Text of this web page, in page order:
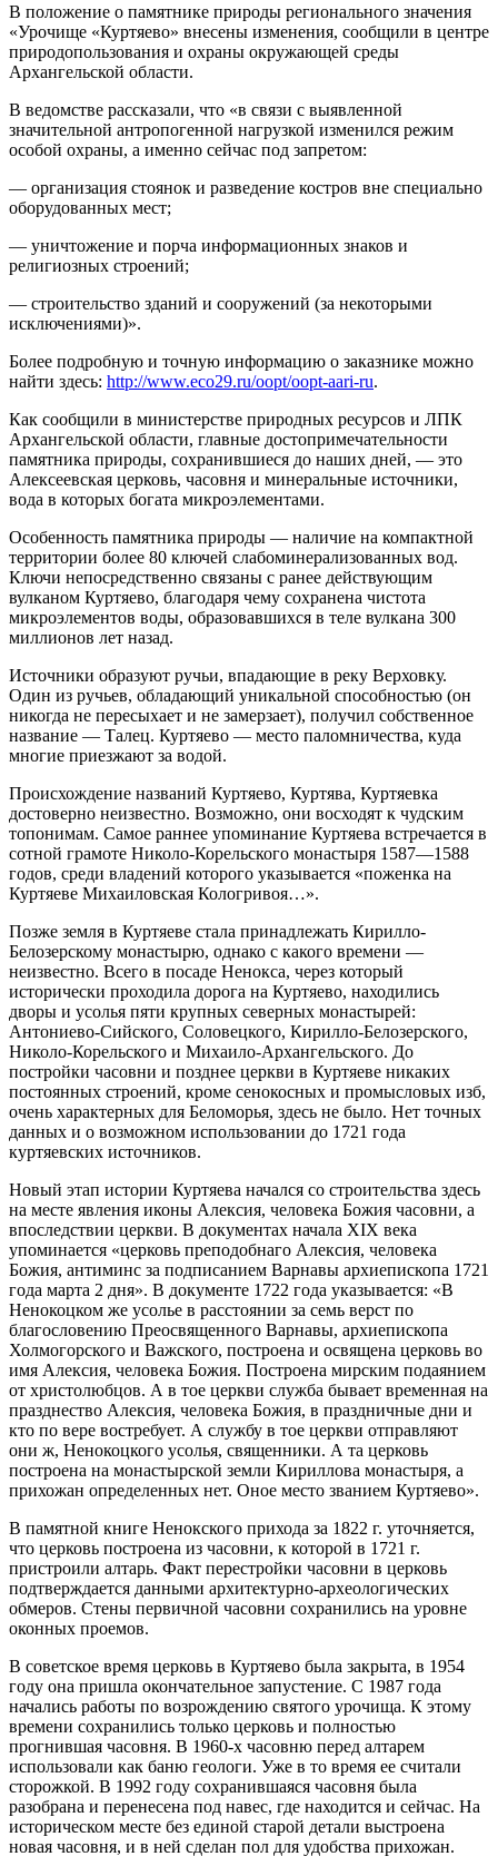
В положение о памятнике природы регионального значения
«Урочище «Куртяево» внесены изменения, сообщили в центре
природопользования и охраны окружающей среды
Архангельской области.
В ведомстве рассказали, что «в связи с выявленной
значительной антропогенной нагрузкой изменился режим
особой охраны, а именно сейчас под запретом:
— организация стоянок и разведение костров вне специально
оборудованных мест;
— уничтожение и порча информационных знаков и
религиозных строений;
— строительство зданий и сооружений (за некоторыми
исключениями)».
Более подробную и точную информацию о заказнике можно
найти здесь: http://www.eco29.ru/oopt/oopt-aari-ru.
Как сообщили в министерстве природных ресурсов и ЛПК
Архангельской области, главные достопримечательности
памятника природы, сохранившиеся до наших дней, — это
Алексеевская церковь, часовня и минеральные источники,
вода в которых богата микроэлементами.
Особенность памятника природы — наличие на компактной
территории более 80 ключей слабоминерализованных вод.
Ключи непосредственно связаны с ранее действующим
вулканом Куртяево, благодаря чему сохранена чистота
микроэлементов воды, образовавшихся в теле вулкана 300
миллионов лет назад.
Источники образуют ручьи, впадающие в реку Верховку.
Один из ручьев, обладающий уникальной способностью (он
никогда не пересыхает и не замерзает), получил собственное
название — Талец. Куртяево — место паломничества, куда
многие приезжают за водой.
Происхождение названий Куртяево, Куртява, Куртяевка
достоверно неизвестно. Возможно, они восходят к чудским
топонимам. Самое раннее упоминание Куртяева встречается в
сотной грамоте Николо-Корельского монастыря 1587—1588
годов, среди владений которого указывается «поженка на
Куртяеве Михаиловская Кологривоя…».
Позже земля в Куртяеве стала принадлежать Кирилло-
Белозерскому монастырю, однако с какого времени —
неизвестно. Всего в посаде Ненокса, через который
исторически проходила дорога на Куртяево, находились
дворы и усолья пяти крупных северных монастырей:
Антониево-Сийского, Соловецкого, Кирилло-Белозерского,
Николо-Корельского и Михаило-Архангельского. До
постройки часовни и позднее церкви в Куртяеве никаких
постоянных строений, кроме сенокосных и промысловых изб,
очень характерных для Беломорья, здесь не было. Нет точных
данных и о возможном использовании до 1721 года
куртяевских источников.
Новый этап истории Куртяева начался со строительства здесь
на месте явления иконы Алексия, человека Божия часовни, а
впоследствии церкви. В документах начала XIX века
упоминается «церковь преподобнаго Алексия, человека
Божия, антиминс за подписанием Варнавы архиепископа 1721
года марта 2 дня». В документе 1722 года указывается: «В
Ненокоцком же усолье в расстоянии за семь верст по
благословению Преосвященного Варнавы, архиепископа
Холмогорского и Важского, построена и освящена церковь во
имя Алексия, человека Божия. Построена мирским подаянием
от христолюбцов. А в тое церкви служба бывает временная на
празднество Алексия, человека Божия, в праздничные дни и
кто по вере востребует. А службу в тое церкви отправляют
они ж, Ненокоцкого усолья, священники. А та церковь
построена на монастырской земли Кириллова монастыря, а
прихожан определенных нет. Оное место званием Куртяево».
В памятной книге Ненокского прихода за 1822 г. уточняется,
что церковь построена из часовни, к которой в 1721 г.
пристроили алтарь. Факт перестройки часовни в церковь
подтверждается данными архитектурно-археологических
обмеров. Стены первичной часовни сохранились на уровне
оконных проемов.
В советское время церковь в Куртяево была закрыта, в 1954
году она пришла окончательное запустение. С 1987 года
начались работы по возрождению святого урочища. К этому
времени сохранились только церковь и полностью
прогнившая часовня. В 1960-х часовню перед алтарем
использовали как баню геологи. Уже в то время ее считали
сторожкой. В 1992 году сохранившаяся часовня была
разобрана и перенесена под навес, где находится и сейчас. На
историческом месте без единой старой детали выстроена
новая часовня, и в ней сделан пол для удобства прихожан.